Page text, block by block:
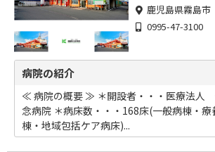
鹿児島県霧島
0995-47-3100
病院の紹介
≪ 病院の概要 ≫ ＊開設者・・・医療法
念病院 ＊病床数・・・168床(一般病棟・
棟・地域包括ケア病床)...